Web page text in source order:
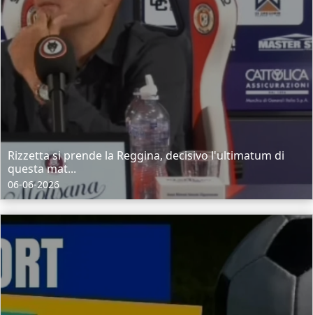
Rizzetta si prende la Reggina, decisivo l'ultimatum di
questa mat...
06-06-2026